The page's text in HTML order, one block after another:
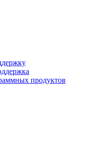
продуктов